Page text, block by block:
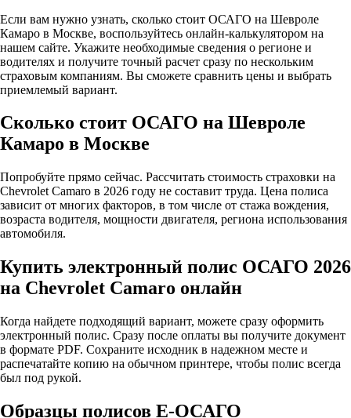
Если вам нужно узнать, сколько стоит ОСАГО на Шевроле
Камаро в Москве, воспользуйтесь онлайн-калькулятором на
нашем сайте. Укажите необходимые сведения о регионе и
водителях и получите точный расчет сразу по нескольким
страховым компаниям. Вы сможете сравнить цены и выбрать
приемлемый вариант.
Сколько стоит ОСАГО на Шевроле
Камаро в Москве
Попробуйте прямо сейчас. Рассчитать стоимость страховки на
Chevrolet Camaro в 2026 году не составит труда. Цена полиса
зависит от многих факторов, в том числе от стажа вождения,
возраста водителя, мощности двигателя, региона использования
автомобиля.
Купить электронный полис ОСАГО 2026
на Chevrolet Camaro онлайн
Когда найдете подходящий вариант, можете сразу оформить
электронный полис. Сразу после оплаты вы получите документ
в формате PDF. Сохраните исходник в надежном месте и
распечатайте копию на обычном принтере, чтобы полис всегда
был под рукой.
Образцы полисов E-ОСАГО